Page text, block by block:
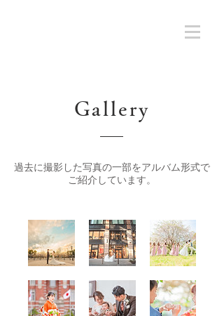
​Gallery
​過去に撮影した写真の一部をアルバム形式で
ご紹介しています。